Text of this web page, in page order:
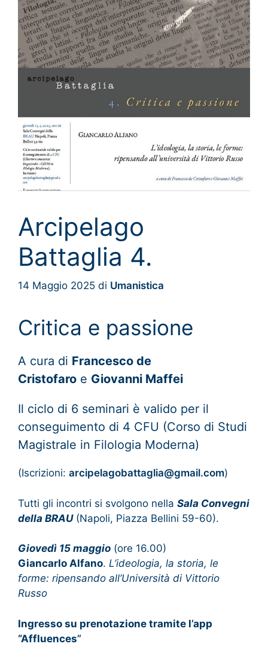
Arcipelago
Battaglia 4.
14 Maggio 2025 di Umanistica
Critica e passione
A cura di Francesco de
Cristofaro e Giovanni Maffei
Il ciclo di 6 seminari è valido per il
conseguimento di 4 CFU (Corso di Studi
Magistrale in Filologia Moderna)
(Iscrizioni: arcipelagobattaglia@gmail.com)
Tutti gli incontri si svolgono nella Sala Convegni
della BRAU(Napoli, Piazza Bellini 59-60).
Giovedì 15 maggio (ore 16.00)
Giancarlo Alfano. L’ideologia, la storia, le
forme: ripensando all’Università di Vittorio
Russo
Ingresso su prenotazione tramite l’app
“Affluences”